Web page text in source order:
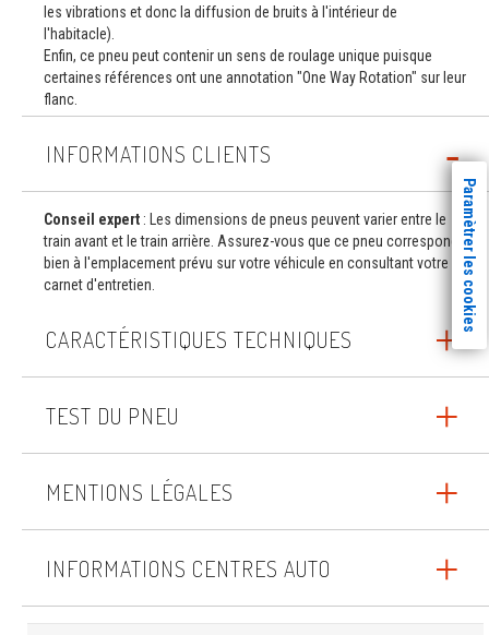
les vibrations et donc la diffusion de bruits à l'intérieur de
l'habitacle).
Enfin, ce pneu peut contenir un sens de roulage unique puisque
certaines références ont une annotation "One Way Rotation" sur leur
flanc.
INFORMATIONS CLIENTS
Conseil expert : Les dimensions de pneus peuvent varier entre le
train avant et le train arrière. Assurez-vous que ce pneu correspond
bien à l'emplacement prévu sur votre véhicule en consultant votre
carnet d'entretien.
CARACTÉRISTIQUES TECHNIQUES
TEST DU PNEU
MENTIONS LÉGALES
INFORMATIONS CENTRES AUTO
Paramètrer les cookies